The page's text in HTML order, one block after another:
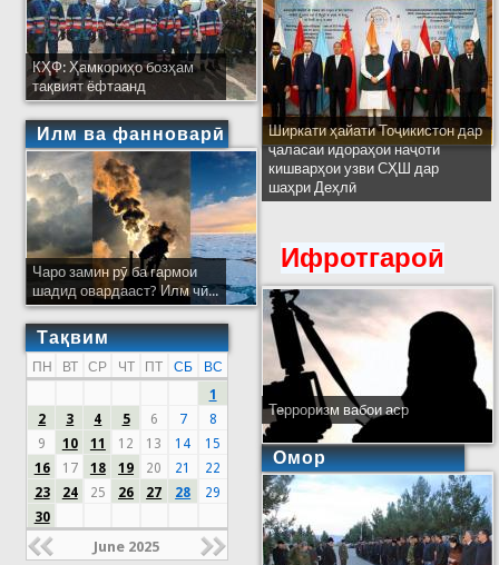
КҲФ: Ҳамкориҳо бозҳам
тақвият ёфтаанд
Илм ва фанноварӣ
Чаро замин рӯ ба гармои
шадид овардааст? Илм чӣ...
Тақвим
ПН ВТ СР ЧТ ПТ СБ
ВС
1
2
3 4 5 6 7
8
9
10 11 12 13 14
15
16
17 18 19 20 21
22
23
24 25 26 27 28
29
30
June 2025
Ширкати ҳайати Тоҷикистон дар
ҷаласаи идораҳои наҷоти
кишварҳои узви СҲШ дар
шаҳри Деҳлӣ
Ифротгароӣ
Терроризм вабои аср
Омор